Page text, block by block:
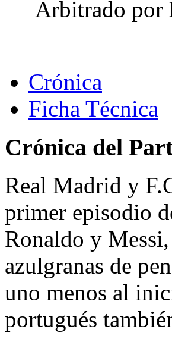
Arbitrado por
Crónica
Ficha Técnica
Crónica del
Real Madrid y
primer episodio
Ronaldo y
azulgranas de
uno menos al
portugués